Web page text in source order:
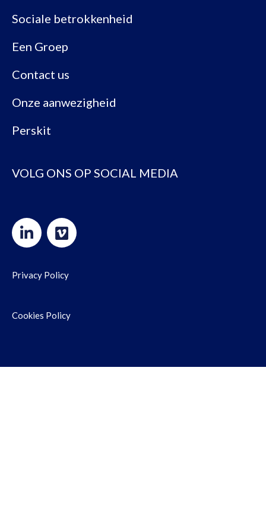
Sociale betrokkenheid
Een Groep
Contact us
Onze aanwezigheid
Perskit
VOLG ONS OP SOCIAL MEDIA
Privacy Policy
Cookies Policy